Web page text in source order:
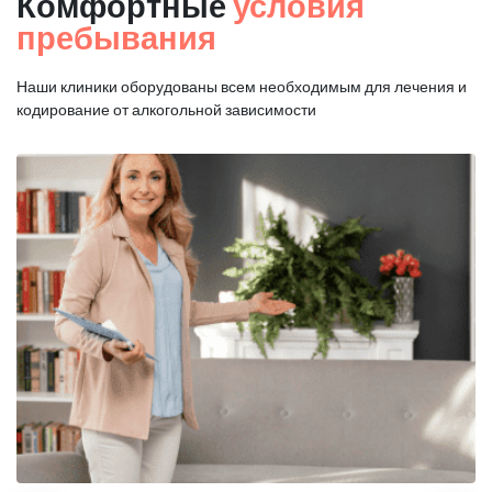
пребывания
Наши клиники оборудованы всем необходимым для лечения и
кодирование от алкогольной зависимости